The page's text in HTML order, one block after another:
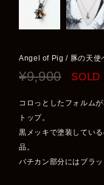
Angel of Pig / 豚の天使
¥9,900 SOLD
コロっとしたフォルム
トップ。
黒メッキで塗装してい
品。
バチカン部分にはブラ